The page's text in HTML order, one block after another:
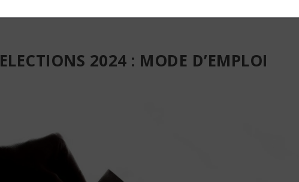
ELECTIONS 2024 : MODE D’EMPLOI